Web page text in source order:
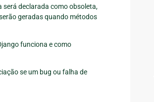
será declarada como obsoleta,
geradas quando métodos
funciona e como
se um bug ou falha de